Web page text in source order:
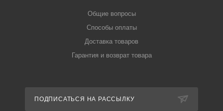
Общие вопросы
Способы оплаты
Доставка товаров
Гарантия и возврат товара
ПОДПИСАТЬСЯ НА РАССЫЛКУ